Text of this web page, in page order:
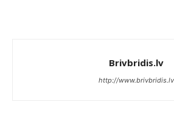
Brivbridis.lv
http://www.brivbridis.lv